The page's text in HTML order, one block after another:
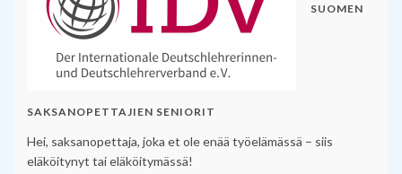
SUOMEN
SAKSANOPETTAJIEN SENIORIT
Hei, saksanopettaja, joka et ole enää työelämässä – siis
eläköitynyt tai eläköitymässä!